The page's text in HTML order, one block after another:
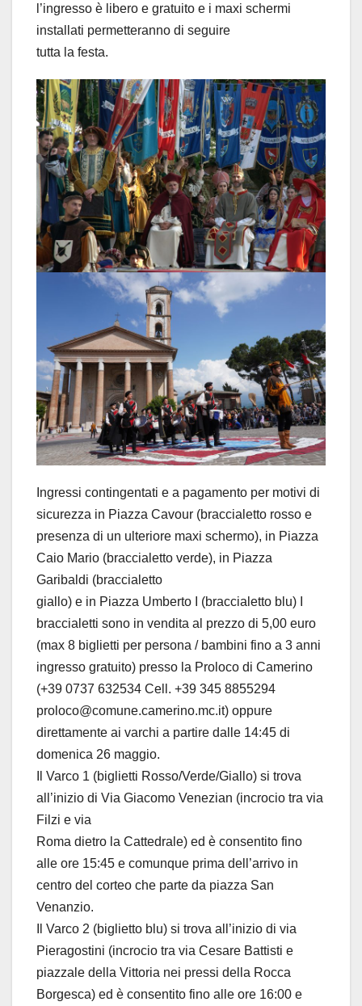
l’ingresso è libero e gratuito e i maxi schermi
installati permetteranno di seguire
tutta la festa.
Ingressi contingentati e a pagamento per motivi di
sicurezza in Piazza Cavour (braccialetto rosso e
presenza di un ulteriore maxi schermo), in Piazza
Caio Mario (braccialetto verde), in Piazza
Garibaldi (braccialetto
giallo) e in Piazza Umberto I (braccialetto blu) I
braccialetti sono in vendita al prezzo di 5,00 euro
(max 8 biglietti per persona / bambini fino a 3 anni
ingresso gratuito) presso la Proloco di Camerino
(+39 0737 632534 Cell. +39 345 8855294
proloco@comune.camerino.mc.it) oppure
direttamente ai varchi a partire dalle 14:45 di
domenica 26 maggio.
Il Varco 1 (biglietti Rosso/Verde/Giallo) si trova
all’inizio di Via Giacomo Venezian (incrocio tra via
Filzi e via
Roma dietro la Cattedrale) ed è consentito fino
alle ore 15:45 e comunque prima dell’arrivo in
centro del corteo che parte da piazza San
Venanzio.
Il Varco 2 (biglietto blu) si trova all’inizio di via
Pieragostini (incrocio tra via Cesare Battisti e
piazzale della Vittoria nei pressi della Rocca
Borgesca) ed è consentito fino alle ore 16:00 e